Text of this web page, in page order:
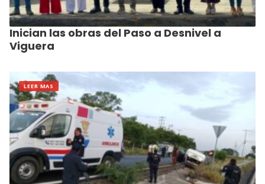
Inician las obras del Paso a Desnivel a
Viguera
LEER MAS